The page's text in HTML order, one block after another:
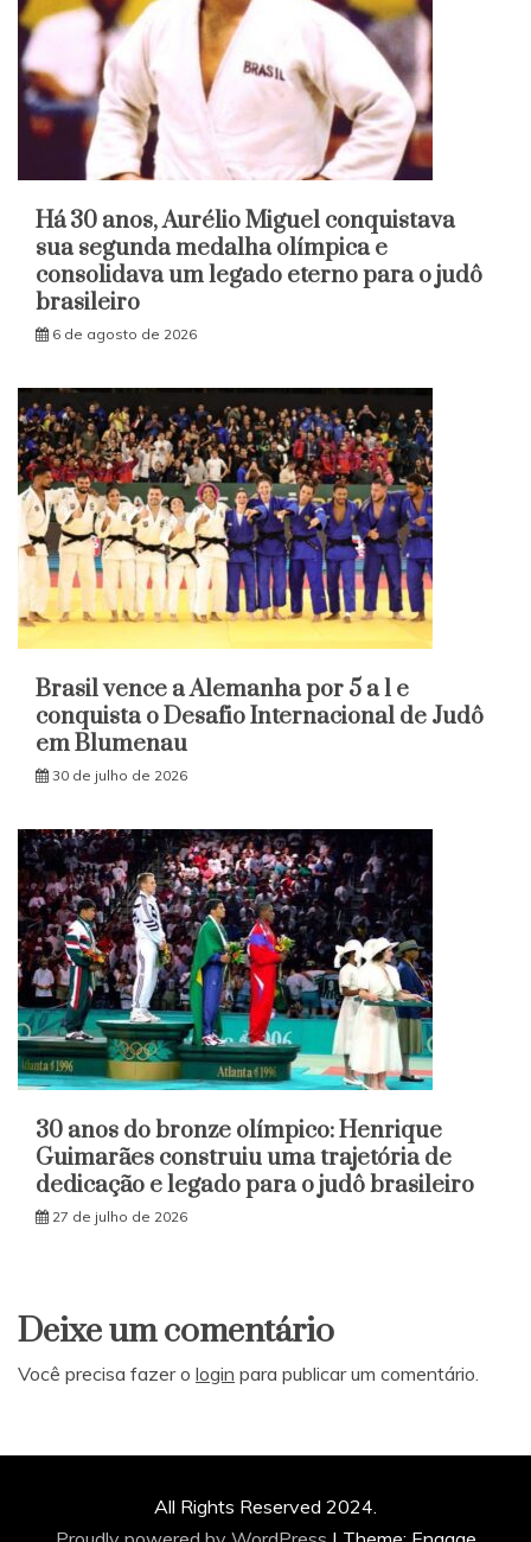
Há 30 anos, Aurélio Miguel conquistava
sua segunda medalha olímpica e
consolidava um legado eterno para o judô
brasileiro
6 de agosto de 2026
Brasil vence a Alemanha por 5 a 1 e
conquista o Desafio Internacional de Judô
em Blumenau
30 de julho de 2026
30 anos do bronze olímpico: Henrique
Guimarães construiu uma trajetória de
dedicação e legado para o judô brasileiro
27 de julho de 2026
Deixe um comentário
Você precisa fazer o login para publicar um comentário.
All Rights Reserved 2024.